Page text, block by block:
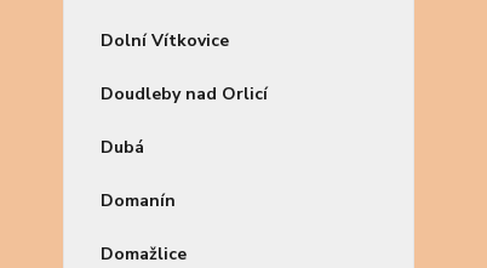
Dolní Vítkovice
Doudleby nad Orlicí
Dubá
Domanín
Domažlice